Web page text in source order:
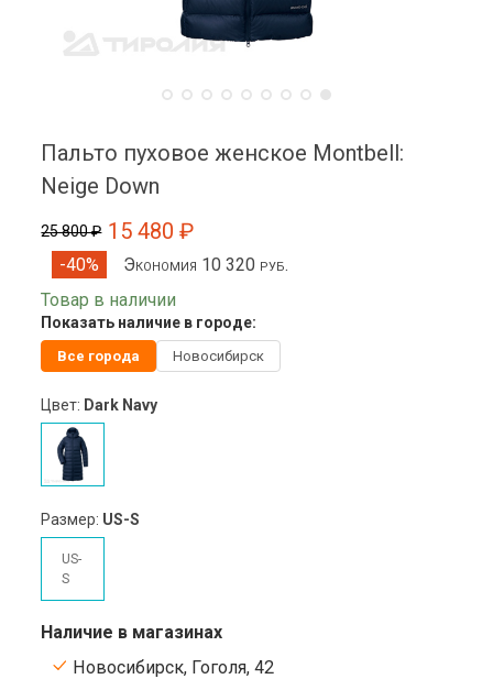
Пальто пуховое женское Montbell:
Neige Down
25 800 ₽ 15 480 ₽
-40%
Экономия 10 320 руб.
Товар в наличии
Показать наличие в городе:
Все города Новосибирск
Цвет: Dark Navy
Размер: US-S
US-
S
Наличие в магазинах
Новосибирск, Гоголя, 42